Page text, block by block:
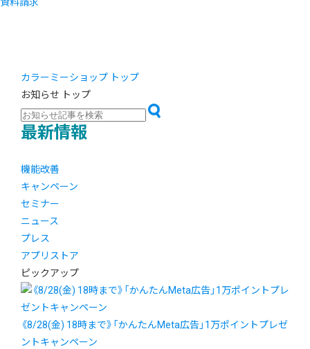
カラーミーショップ トップ
お知らせ トップ
最新情報
機能改善
キャンペーン
セミナー
ニュース
プレス
アプリストア
ピックアップ
《8/28(金) 18時まで》「かんたんMeta広告」1万ポイントプレゼ
ントキャンペーン